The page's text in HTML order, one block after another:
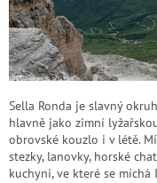
Sella Ronda je slavný
hlavně jako zimní
obrovské kouzlo i v létě.
stezky, lanovky, horské
kuchyni, ve které se